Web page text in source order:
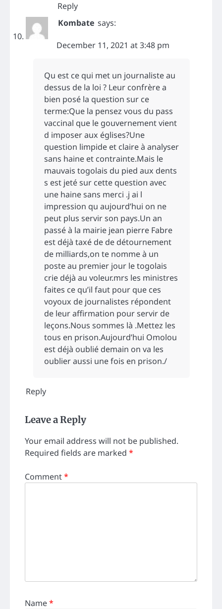
Reply
Kombate says:
December 11, 2021 at 3:48 pm
Qu est ce qui met un journaliste au
dessus de la loi ? Leur confrère a
bien posé la question sur ce
terme:Que la pensez vous du pass
vaccinal que le gouvernement vient
d imposer aux églises?Une
question limpide et claire à analyser
sans haine et contrainte.Mais le
mauvais togolais du pied aux dents
s est jeté sur cette question avec
une haine sans merci .j ai l
impression qu aujourd’hui on ne
peut plus servir son pays.Un an
passé à la mairie jean pierre Fabre
est déjà taxé de de détournement
de milliards,on te nomme à un
poste au premier jour le togolais
crie déjà au voleur.mrs les ministres
faites ce qu’il faut pour que ces
voyoux de journalistes répondent
de leur affirmation pour servir de
leçons.Nous sommes là .Mettez les
tous en prison.Aujourd’hui Omolou
est déjà oublié demain on va les
oublier aussi une fois en prison./
Reply
Leave a Reply
Your email address will not be published.
Required fields are marked *
Comment*
Name*